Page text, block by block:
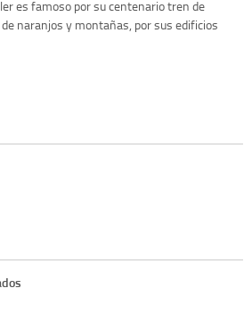
es famoso por su centenario tren de
naranjos y montañas, por sus edificios